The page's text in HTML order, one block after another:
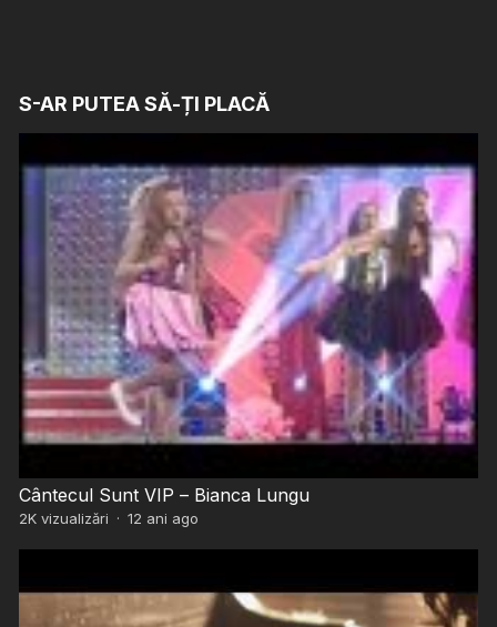
S-AR PUTEA SĂ-ȚI PLACĂ
Cântecul Sunt VIP – Bianca Lungu
2Kvizualizări · 12 ani ago